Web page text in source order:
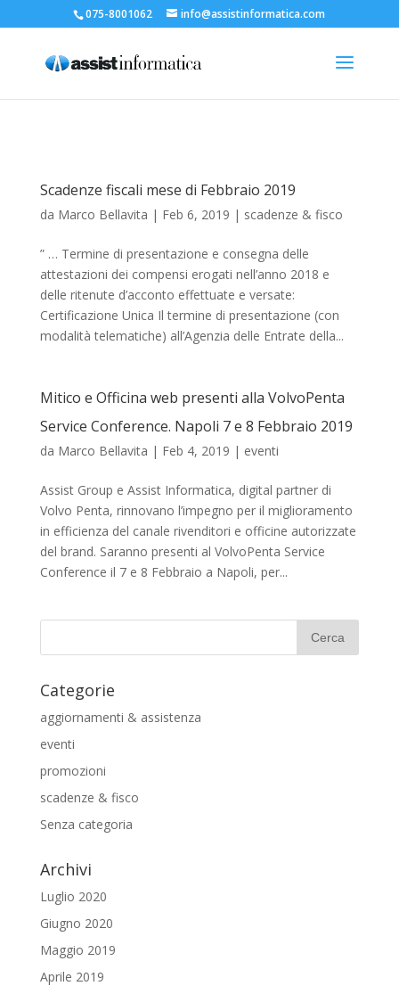
075-8001062 info@assistinformatica.com
Scadenze fiscali mese di Febbraio 2019
da Marco Bellavita | Feb 6, 2019 | scadenze & fisco
” … Termine di presentazione e consegna delle
attestazioni dei compensi erogati nell’anno 2018 e
delle ritenute d’acconto effettuate e versate:
Certificazione Unica Il termine di presentazione (con
modalità telematiche) all’Agenzia delle Entrate della...
Mitico e Officina web presenti alla VolvoPenta
Service Conference. Napoli 7 e 8 Febbraio 2019
da Marco Bellavita | Feb 4, 2019 | eventi
Assist Group e Assist Informatica, digital partner di
Volvo Penta, rinnovano l’impegno per il miglioramento
in efficienza del canale rivenditori e officine autorizzate
del brand. Saranno presenti al VolvoPenta Service
Conference il 7 e 8 Febbraio a Napoli, per...
Categorie
aggiornamenti & assistenza
eventi
promozioni
scadenze & fisco
Senza categoria
Archivi
Luglio 2020
Giugno 2020
Maggio 2019
Aprile 2019